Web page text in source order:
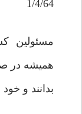
1/4/64
مسئولين
هميشه در
بدانند و